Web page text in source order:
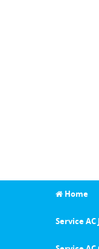
Home
Service